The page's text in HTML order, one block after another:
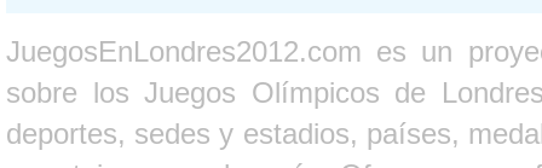
JuegosEnLondres2012.com es un
sobre los Juegos Olímpicos de
deportes, sedes y estadios, países,